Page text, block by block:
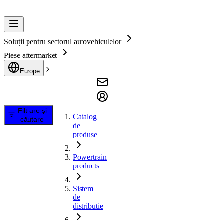
Soluții pentru sectorul autovehiculelor
Piese aftermarket
Europe
Filtrare și
căutare
Catalog
de
produse
Powertrain
products
Sistem
de
distributie